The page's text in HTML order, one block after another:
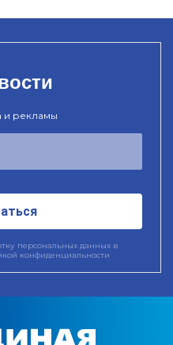
и рекламы
персональных данных в
конфиденциальности